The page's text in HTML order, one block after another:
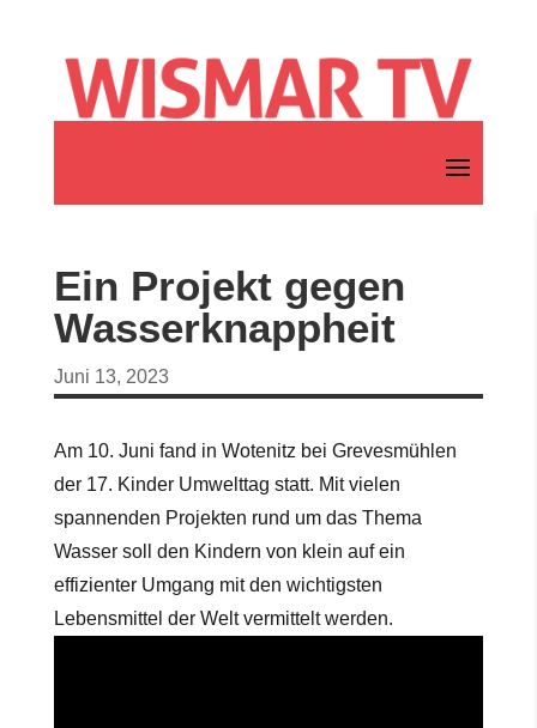
Ein Projekt gegen
Wasserknappheit
Juni 13, 2023
Am 10. Juni fand in Wotenitz bei Grevesmühlen
der 17. Kinder Umwelttag statt. Mit vielen
spannenden Projekten rund um das Thema
Wasser soll den Kindern von klein auf ein
effizienter Umgang mit den wichtigsten
Lebensmittel der Welt vermittelt werden.